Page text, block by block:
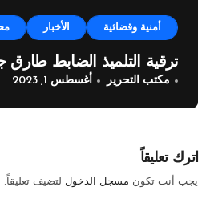
أمنية وقضائية الأخبار
ترقية التلميذ الضابط طارق
مكتب التحرير أغسطس 1, 2023
اترك تعليقاً
يجب أنت تكون مسجل الدخول لتضيف تعليقاً.